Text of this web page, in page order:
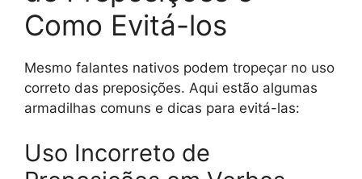
Como Evitá-los
Mesmo falantes nativos podem tropeçar no uso
correto das preposições. Aqui estão algumas
armadilhas comuns e dicas para evitá-las:
Uso Incorreto de